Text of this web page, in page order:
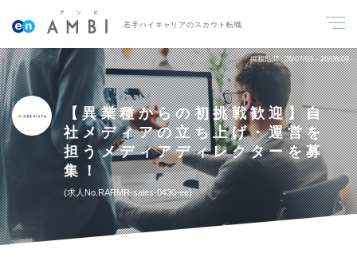
若手ハイキャリアのスカウト転職
掲載期間 26/07/03～26/08/09
【異業種からの初挑戦歓迎】自
社メディアの立ち上げ・運営を
担うメディアディレクターを募
集！
求人No.RARMR-sales-0430-ee